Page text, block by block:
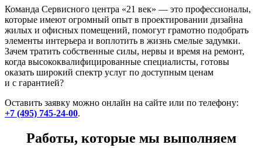
Команда Сервисного центра «21 век» — это профессионалы,
которые имеют огромный опыт в проектировании дизайна
жилых и офисных помещений, помогут грамотно подобрать
элементы интерьера и воплотить в жизнь смелые задумки.
Зачем тратить собственные силы, нервы и время на ремонт,
когда высококвалифицированные специалисты, готовы
оказать широкий спектр услуг по доступным ценам
и с гарантией?
Оставить заявку можно онлайн на сайте или по телефону:
+7 (495) 745-24-00.
Работы, которые мы выполняем